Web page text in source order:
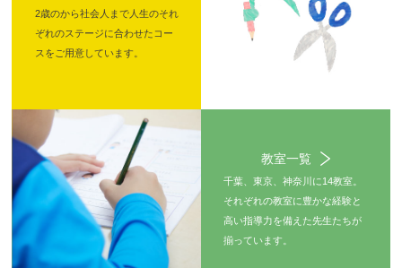
2歳のから社会人まで人生のそれ
ぞれのステージに合わせたコー
スをご用意しています。
教室一覧
千葉、東京、神奈川に14教室。
それぞれの教室に豊かな経験と
高い指導力を備えた先生たちが
揃っています。